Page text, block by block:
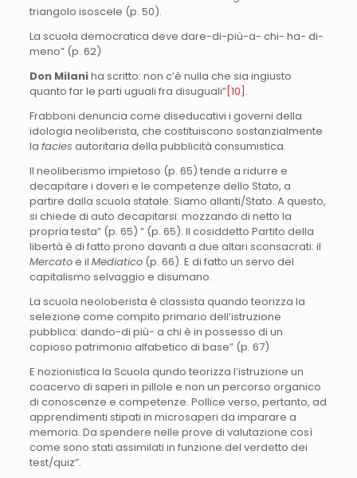
triangolo isoscele (p. 50).
La scuola democratica deve dare-di-più-a- chi- ha- di-
meno” (p. 62)
Don Milaniha scritto: non c’è nulla che sia ingiusto
quanto far le parti uguali fra disuguali”[10] .
Frabboni denuncia come diseducativi i governi della
idologia neoliberista, che costituiscono sostanzialmente
la facies autoritaria della pubblicità consumistica.
Il neoliberismo impietoso (p. 65) tende a ridurre e
decapitare i doveri e le competenze dello Stato, a
partire dalla scuola statale: Siamo allanti/Stato. A questo,
si chiede di auto decapitarsi: mozzando di netto la
propria testa” (p. 65) ” (p. 65). Il cosiddetto Partito della
libertà è di fatto prono davanti a due altari sconsacrati: il
Mercatoe il Mediatico(p. 66). E di fatto un servo del
capitalismo selvaggio e disumano.
La scuola neoloberista è classista quando teorizza la
selezione come compito primario dell’istruzione
pubblica: dando-di più- a chi è in possesso di un
copioso patrimonio alfabetico di base” (p. 67)
E nozionistica la Scuola qundo teorizza l’istruzione un
coacervo di saperi in pillole e non un percorso organico
di conoscenze e competenze. Pollice verso, pertanto, ad
apprendimenti stipati in microsaperi da imparare a
memoria. Da spendere nelle prove di valutazione così
come sono stati assimilati in funzione del verdetto dei
test/quiz”.